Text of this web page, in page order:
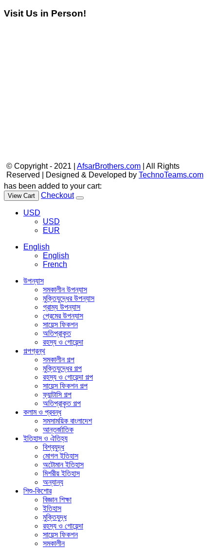
Visit Us in Person!
© Copyright - 2021 | AfsarBrothers.com | All Rights
Reserved | Designed & Developed by TechnoTeams.com
has been added to your cart:
View Cart Checkout
USD
USD
EUR
English
English
French
উপন্যাস
সমকালীন উপন্যাস
মুক্তিযুদ্ধের উপন্যাস
গ্রাম্য উপন্যাস
প্রেমের উপন্যাস
সায়েন্স ফিকশন
অতিপ্রাকৃত
রহস্য ও গোয়েন্দা
গল্পগ্রন্থ
সমকালীন গল্প
মুক্তিযুদ্ধের গল্প
রহস্য ও গোয়েন্দা গল্প
সায়েন্স ফিকশন গল্প
ফ্যান্টাসি গল্প
অতিপ্রাকৃত গল্প
কলাম ও প্রবন্ধ
সমসাময়িক বাংলাদেশ
আন্তর্জাতিক
ইতিহাস ও ঐতিহ্য
বিশ্বযুদ্ধ
মোগল ইতিহাস
অটোমান ইতিহাস
মিশরীয় ইতিহাস
অন্যান্য
শিশু-কিশোর
বিজ্ঞান শিক্ষা
ইতিহাস
মুক্তিযুদ্ধ
রহস্য ও গোয়েন্দা
সায়েন্স ফিকশন
সমকালীন